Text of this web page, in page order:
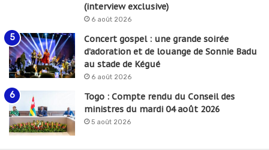
(interview exclusive)
6 août 2026
Concert gospel : une grande soirée
d’adoration et de louange de Sonnie Badu
au stade de Kégué
6 août 2026
Togo : Compte rendu du Conseil des
ministres du mardi 04 août 2026
5 août 2026